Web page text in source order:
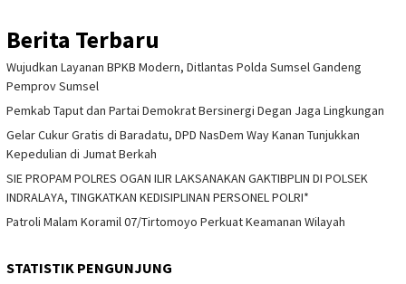
Berita Terbaru
Wujudkan Layanan BPKB Modern, Ditlantas Polda Sumsel Gandeng
Pemprov Sumsel
Pemkab Taput dan Partai Demokrat Bersinergi Degan Jaga Lingkungan
Gelar Cukur Gratis di Baradatu, DPD NasDem Way Kanan Tunjukkan
Kepedulian di Jumat Berkah
SIE PROPAM POLRES OGAN ILIR LAKSANAKAN GAKTIBPLIN DI POLSEK
INDRALAYA, TINGKATKAN KEDISIPLINAN PERSONEL POLRI*
Patroli Malam Koramil 07/Tirtomoyo Perkuat Keamanan Wilayah
STATISTIK PENGUNJUNG